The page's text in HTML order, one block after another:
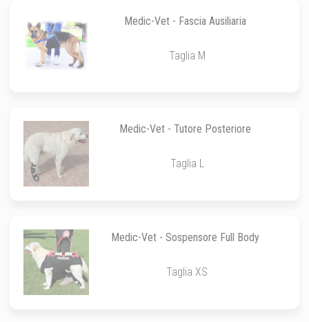
Medic-Vet - Fascia Ausiliaria
Taglia M
Medic-Vet - Tutore Posteriore
Taglia L
Medic-Vet - Sospensore Full Body
Taglia XS